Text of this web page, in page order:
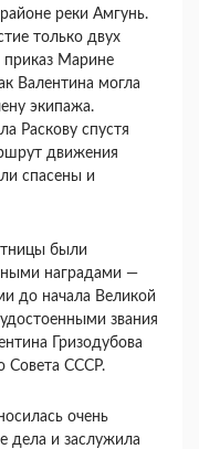
реки Амгунь.
только двух
приказ Марине
Валентина могла
экипажа.
Раскову спустя
движения
спасены и
были
наградами —
до начала Великой
звания
Гризодубова
Совета СССР.
очень
дела и заслужила